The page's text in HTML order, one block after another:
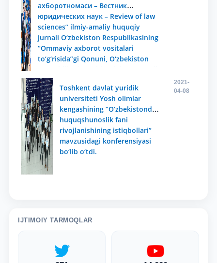
ахборотномаси – Вестник
юридических наук – Review of law
sciences” ilmiy-amaliy huquqiy
jurnali O‘zbekiston Respublikasining
“Ommaviy axborot vositalari
to‘g‘risida”gi Qonuni, O‘zbekiston
Respublikasi Prezidentining 2013-yil
28-iyundagi “Yuridik kadrlar
tayyorlash tizimini yanada
takomillashtirish chora-tadbirlari
to‘g‘risida”gi PQ–1990-son hamda
2017-yil 28-apreldagi “Toshkent
davlat yuridik universitetida kadrlar
tayyorlash tizimini tubdan
takomillashtirish va samaradorligini
oshirish chora-tadbirlari
to‘g‘risida”gi PQ–2932-sonli
Toshkent davlat yuridik
universiteti Yosh olimlar
kengashining “O‘zbekistonda
huquqshunoslik fani
rivojlanishining istiqbollari”
mavzusidagi konferensiyasi
bo‘lib o‘tdi.
2021-
04-08
IJTIMOIY TARMOQLAR